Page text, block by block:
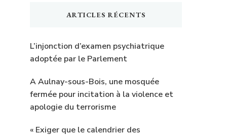
ARTICLES RÉCENTS
L’injonction d’examen psychiatrique
adoptée par le Parlement
A Aulnay-sous-Bois, une mosquée
fermée pour incitation à la violence et
apologie du terrorisme
« Exiger que le calendrier des